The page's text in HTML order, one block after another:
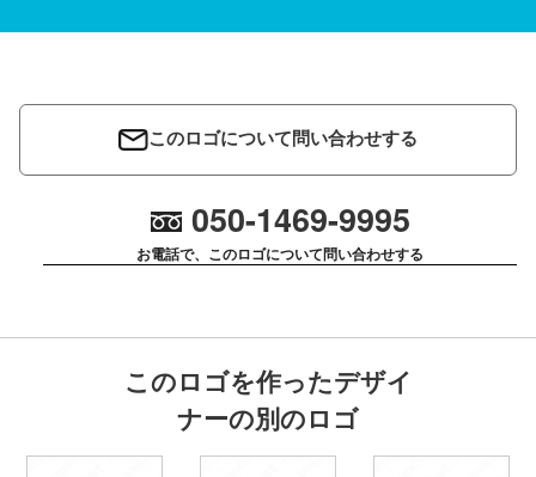
このロゴについて問い合わせする
050-1469-9995
お電話で、このロゴについて問い合わせする
このロゴを作ったデザイ
ナーの別のロゴ